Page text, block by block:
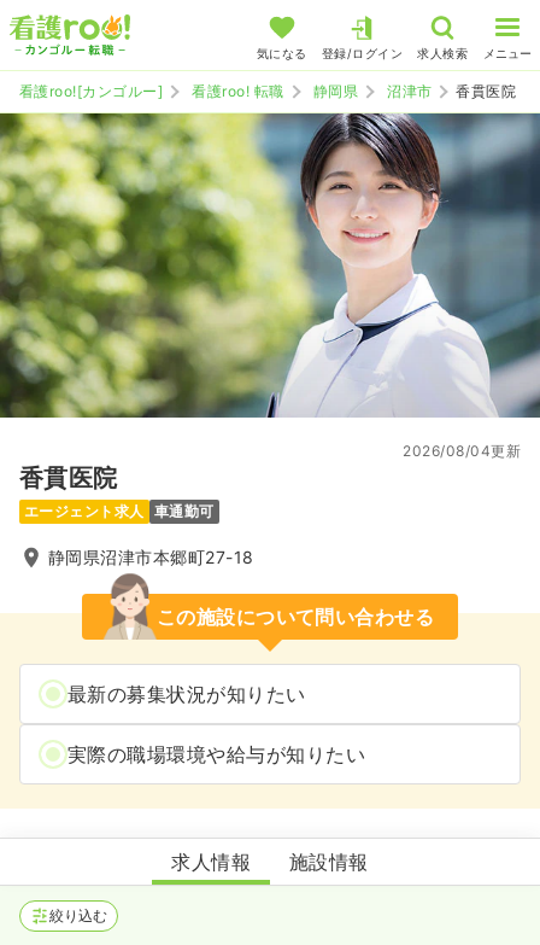
気になる 登録/ログイン 求人検索 メニュー
看護roo![カンゴルー] 看護roo! 転職 静岡県 沼津市 香貫医院
香貫医院
2026/08/04更新
エージェント求人 車通勤可
静岡県沼津市本郷町27-18
この施設について問い合わせる
最新の募集状況が知りたい
実際の職場環境や給与が知りたい
香貫医院
求人情報 施設情報
絞り込む